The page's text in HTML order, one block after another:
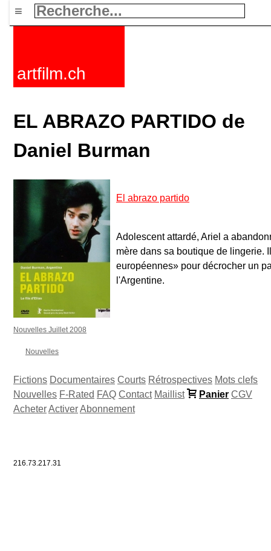
≡
artfilm.ch
EL ABRAZO PARTIDO de
Daniel Burman
El abrazo partido
Adolescent attardé, Ariel a
mère dans sa boutique de lingerie.
européennes» pour décrocher un
l'Argentine.
Nouvelles Juillet 2008
Nouvelles
Fictions Documentaires Courts Rétrospectives Mots clefs
Nouvelles F-Rated FAQ Contact Maillist Panier CGV
AcheterActiverAbonnement
216.73.217.31